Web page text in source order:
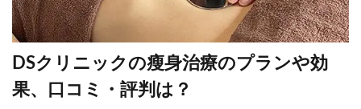
DSクリニックの瘦身治療のプランや効
果、口コミ・評判は？